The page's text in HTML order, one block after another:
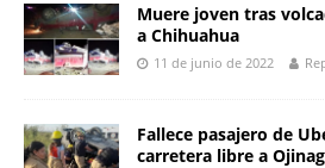
Muere joven tras
a Chihuahua
11 de junio de 2022
Fallece pasajero de
carretera libre a